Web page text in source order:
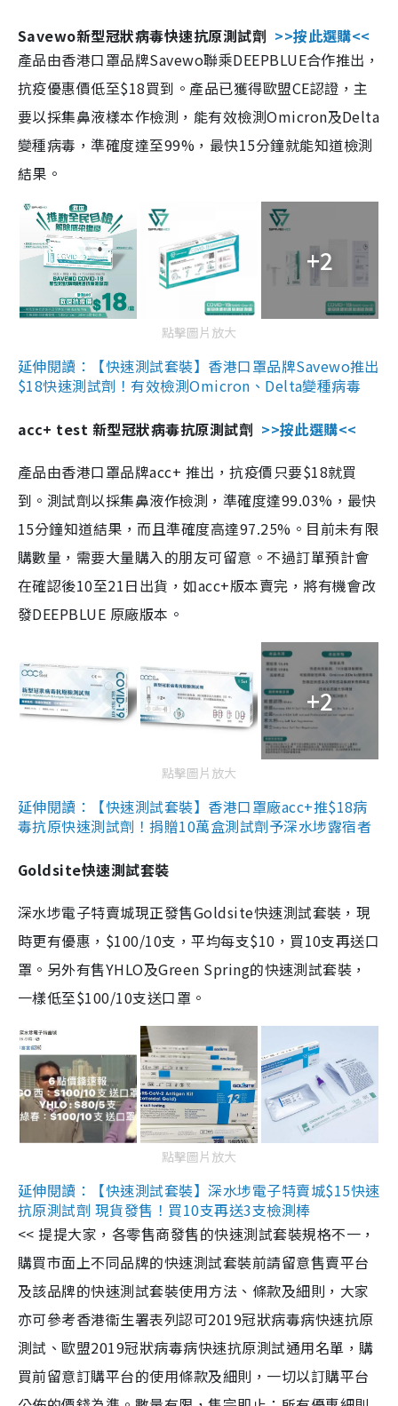
Savewo新型冠狀病毒快速抗原測試劑 >>按此選購<<
產品由香港口罩品牌Savewo聯乘DEEPBLUE合作推出，
抗疫優惠價低至$18買到。產品已獲得歐盟CE認證，主
要以採集鼻液樣本作檢測，能有效檢測Omicron及Delta
變種病毒，準確度達至99%，最快15分鐘就能知道檢測
結果。
+2
點擊圖片放大
延伸閱讀：【快速測試套裝】香港口罩品牌Savewo推出
$18快速測試劑！有效檢測Omicron、Delta變種病毒
acc+ test 新型冠狀病毒抗原測試劑 >>按此選購<<
產品由香港口罩品牌acc+ 推出，抗疫價只要$18就買
到。測試劑以採集鼻液作檢測，準確度達99.03%，最快
15分鐘知道結果，而且準確度高達97.25%。目前未有限
購數量，需要大量購入的朋友可留意。不過訂單預計會
在確認後10至21日出貨，如acc+版本賣完，將有機會改
發DEEPBLUE 原廠版本。
+2
點擊圖片放大
延伸閱讀：【快速測試套裝】香港口罩廠acc+推$18病
毒抗原快速測試劑！捐贈10萬盒測試劑予深水埗露宿者
Goldsite快速測試套裝
深水埗電子特賣城現正發售Goldsite快速測試套裝，現
時更有優惠，$100/10支，平均每支$10，買10支再送口
罩。另外有售YHLO及Green Spring的快速測試套裝，
一樣低至$100/10支送口罩。
點擊圖片放大
延伸閱讀：【快速測試套裝】深水埗電子特賣城$15快速
抗原測試劑 現貨發售！買10支再送3支檢測棒
<< 提提大家，各零售商發售的快速測試套裝規格不一，
購買市面上不同品牌的快速測試套裝前請留意售賣平台
及該品牌的快速測試套裝使用方法、條款及細則，大家
亦可參考香港衞生署表列認可2019冠狀病毒病快速抗原
測試、歐盟2019冠狀病毒病快速抗原測試通用名單，購
買前留意訂購平台的使用條款及細則，一切以訂購平台